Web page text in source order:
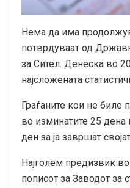
Нема да има
потврдуваат од
за Сител. Денеска во
најсложената
Граѓаните кои не биле
во изминатите 25 дена
ден за ја завршат
Најголем предизвик
пописот за Заводот за